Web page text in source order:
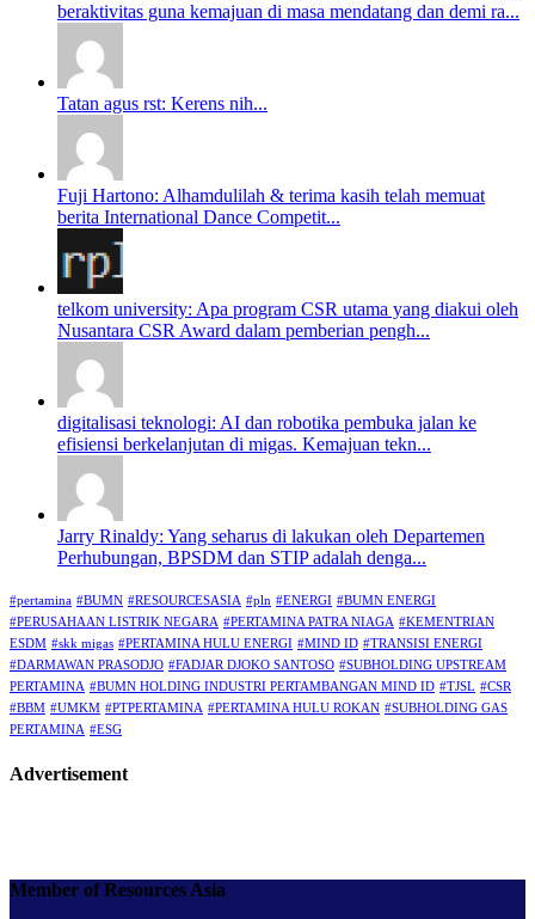
beraktivitas guna kemajuan di masa mendatang dan demi ra...
Tatan agus rst: Kerens nih...
Fuji Hartono: Alhamdulilah & terima kasih telah memuat
berita International Dance Competit...
telkom university: Apa program CSR utama yang diakui oleh
Nusantara CSR Award dalam pemberian pengh...
digitalisasi teknologi: AI dan robotika pembuka jalan ke
efisiensi berkelanjutan di migas. Kemajuan tekn...
Jarry Rinaldy: Yang seharus di lakukan oleh Departemen
Perhubungan, BPSDM dan STIP adalah denga...
#pertamina #BUMN #RESOURCESASIA #pln #ENERGI #BUMN ENERGI
#PERUSAHAAN LISTRIK NEGARA #PERTAMINA PATRA NIAGA #KEMENTRIAN
ESDM #skk migas #PERTAMINA HULU ENERGI #MIND ID #TRANSISI ENERGI
#DARMAWAN PRASODJO #FADJAR DJOKO SANTOSO #SUBHOLDING UPSTREAM
PERTAMINA #BUMN HOLDING INDUSTRI PERTAMBANGAN MIND ID #TJSL #CSR
#BBM #UMKM #PTPERTAMINA #PERTAMINA HULU ROKAN #SUBHOLDING GAS
PERTAMINA #ESG
Advertisement
Member of Resources Asia